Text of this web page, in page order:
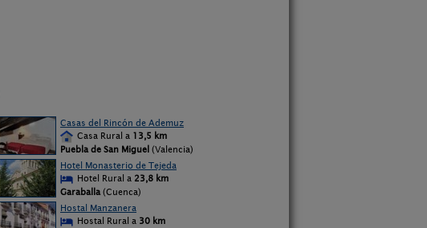
Casas del Rincón de Ademuz
Casa Rural a 13,5 km
Puebla de San Miguel (Valencia)
Hotel Monasterio de Tejeda
Hotel Rural a 23,8 km
Garaballa (Cuenca)
Hostal Manzanera
Hostal Rural a 30 km